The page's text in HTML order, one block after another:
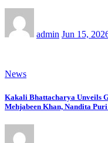
admin Jun 15,
News
Kakali Bhattacharya Unveils
Mehjabeen Khan, Nandita